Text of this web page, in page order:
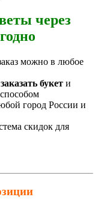
через
можно в любое
заказать букет и
город России и
скидок для